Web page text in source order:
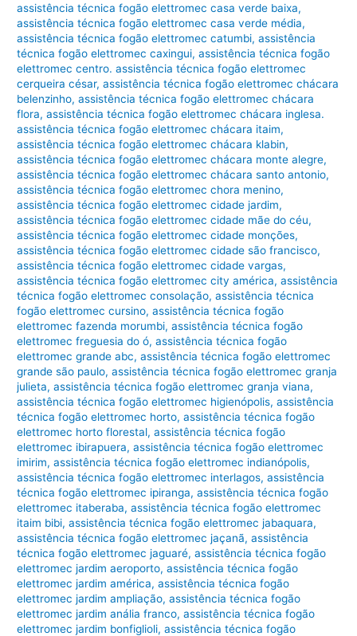
assistência técnica fogão elettromec casa verde baixa,
assistência técnica fogão elettromec casa verde média,
assistência técnica fogão elettromec catumbi,assistência
técnica fogão elettromec caxingui,assistência técnica fogão
elettromec centro. assistência técnica fogão elettromec
cerqueira césar,assistência técnica fogão elettromec chácara
belenzinho,assistência técnica fogão elettromec chácara
flora,assistência técnica fogão elettromec chácara inglesa.
assistência técnica fogão elettromec chácara itaim,
assistência técnica fogão elettromec chácara klabin,
assistência técnica fogão elettromec chácara monte alegre,
assistência técnica fogão elettromec chácara santo antonio,
assistência técnica fogão elettromec chora menino,
assistência técnica fogão elettromec cidade jardim,
assistência técnica fogão elettromec cidade mãe do céu,
assistência técnica fogão elettromec cidade monções,
assistência técnica fogão elettromec cidade são francisco,
assistência técnica fogão elettromec cidade vargas,
assistência técnica fogão elettromec city américa,assistência
técnica fogão elettromec consolação,assistência técnica
fogão elettromec cursino,assistência técnica fogão
elettromec fazenda morumbi,assistência técnica fogão
elettromec freguesia do ó,assistência técnica fogão
elettromec grande abc,assistência técnica fogão elettromec
grande são paulo,assistência técnica fogão elettromec granja
julieta,assistência técnica fogão elettromec granja viana,
assistência técnica fogão elettromec higienópolis,assistência
técnica fogão elettromec horto,assistência técnica fogão
elettromec horto florestal,assistência técnica fogão
elettromec ibirapuera,assistência técnica fogão elettromec
imirim,assistência técnica fogão elettromec indianópolis,
assistência técnica fogão elettromec interlagos,assistência
técnica fogão elettromec ipiranga,assistência técnica fogão
elettromec itaberaba,assistência técnica fogão elettromec
itaim bibi,assistência técnica fogão elettromec jabaquara,
assistência técnica fogão elettromec jaçanã,assistência
técnica fogão elettromec jaguaré,assistência técnica fogão
elettromec jardim aeroporto,assistência técnica fogão
elettromec jardim américa,assistência técnica fogão
elettromec jardim ampliação,assistência técnica fogão
elettromec jardim anália franco,assistência técnica fogão
elettromec jardim bonfiglioli,assistência técnica fogão